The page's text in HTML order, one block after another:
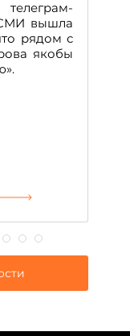
СМИ вышла
рядом с
якобы